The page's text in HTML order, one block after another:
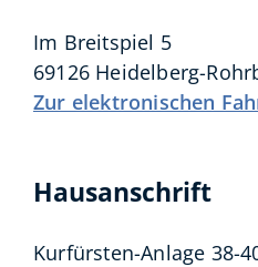
Im Breitspiel 5
69126 Heidelberg-
Zur elektronischen
Hausanschrift
Kurfürsten-Anlage 38-